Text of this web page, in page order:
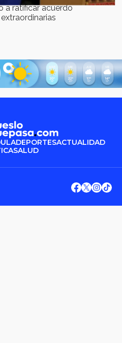
a ratificar acuerdo
DEPORTESACTUALIDAD
SALUD